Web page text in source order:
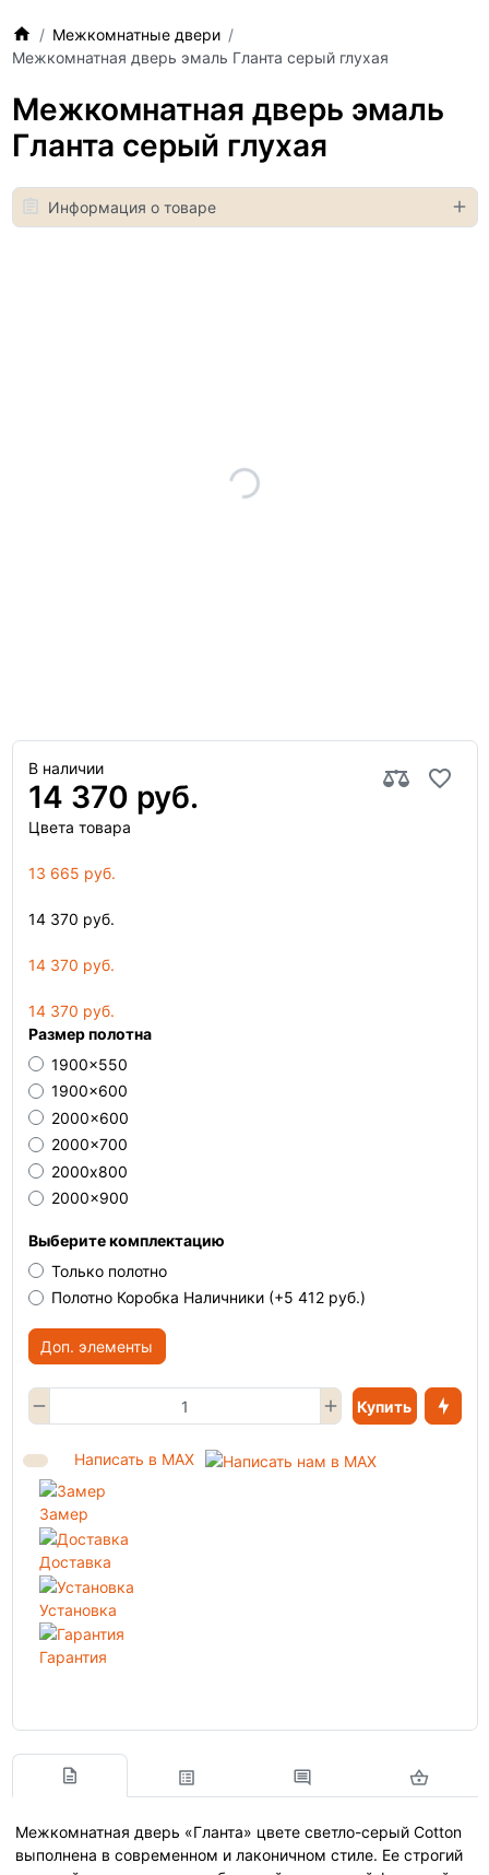
Межкомнатные двери
Межкомнатная дверь эмаль Гланта серый глухая
Межкомнатная дверь эмаль
Гланта серый глухая
Информация о товаре
В наличии
14 370 руб.
Цвета товара
13 665 руб.
14 370 руб.
14 370 руб.
14 370 руб.
Размер полотна
1900x550
1900x600
2000x600
2000x700
2000х800
2000x900
Выберите комплектацию
Только полотно
Полотно Коробка Наличники (+5 412 руб.)
Доп. элементы
Купить
Написать в MAX
Замер
Доставка
Установка
Гарантия
Межкомнатная дверь «Гланта» цвете светло-серый Cotton
выполнена в современном и лаконичном стиле. Ее строгий